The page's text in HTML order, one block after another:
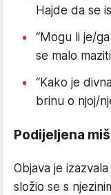
Hajde da se
“Mogu li je/
se malo
“Kako je
brinu o njoj/
Podijeljena
Objava je
složio se s